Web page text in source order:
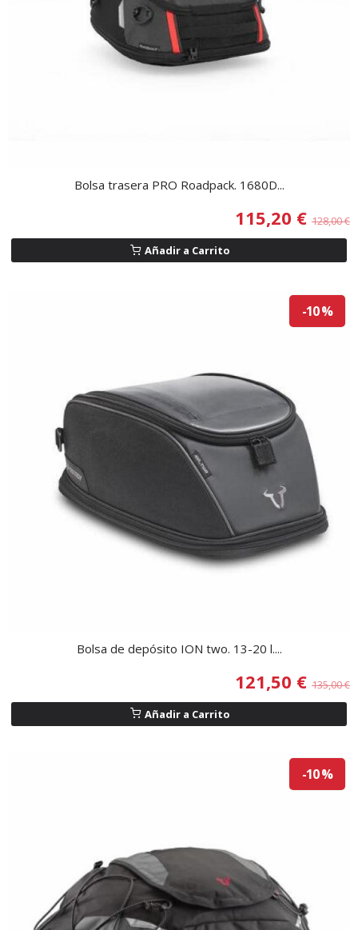
Bolsa trasera PRO Roadpack. 1680D...
115,20 € 128,00 €
Añadir a Carrito
-10 %
Bolsa de depósito ION two. 13-20 l....
121,50 € 135,00 €
Añadir a Carrito
-10 %